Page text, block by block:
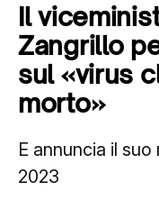
Tutti gli articoli
Il
Zangrillo
sul «virus
morto»
E annuncia il
2023